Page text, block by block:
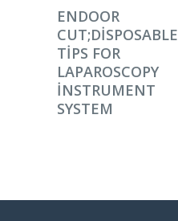
DEVAMINI OKU
ENDOOR
CUT;DISPOSABLE
TIPS FOR
LAPAROSCOPY
INSTRUMENT
SYSTEM